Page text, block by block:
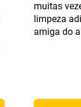
muitas
limpeza
amiga do